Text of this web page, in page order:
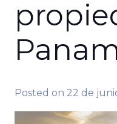
Posted on 22 de